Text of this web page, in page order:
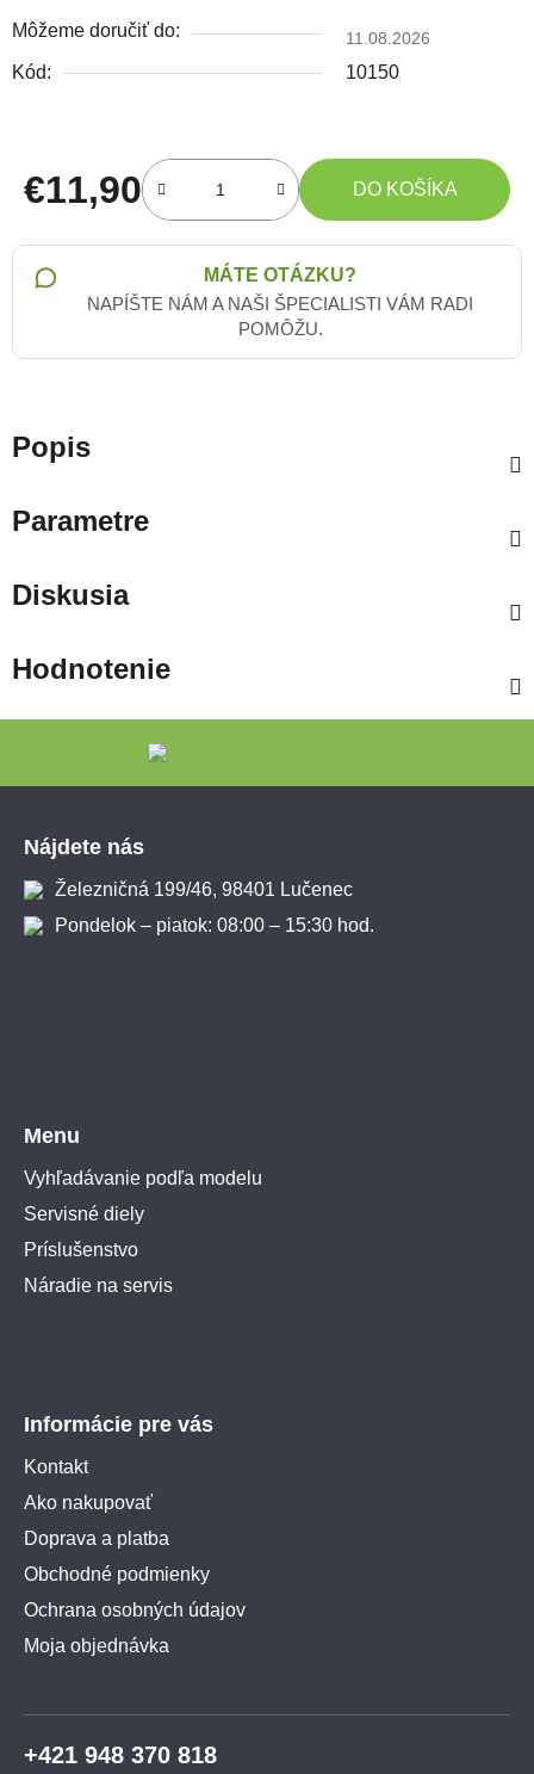
Môžeme doručiť do: 11.08.2026
Kód: 10150
€11,90
Jednotková cena:
DO KOŠÍKA
MÁTE OTÁZKU?
NAPÍŠTE NÁM A NAŠI ŠPECIALISTI VÁM RADI
POMÔŽU.
Popis
Parametre
Diskusia
Hodnotenie
Nájdete nás
Železničná 199/46, 98401 Lučenec
Pondelok – piatok: 08:00 – 15:30 hod.
Menu
Vyhľadávanie podľa modelu
Servisné diely
Príslušenstvo
Náradie na servis
Informácie pre vás
Kontakt
Ako nakupovať
Doprava a platba
Obchodné podmienky
Ochrana osobných údajov
Moja objednávka
+421 948 370 818